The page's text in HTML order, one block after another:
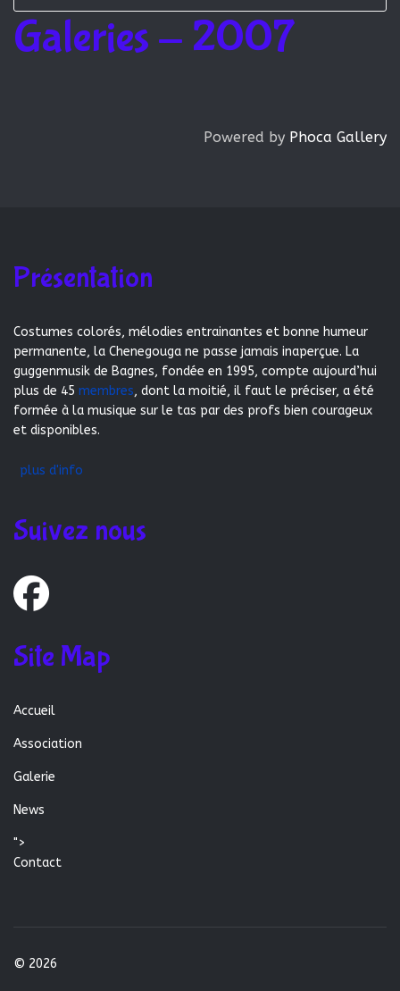
Galeries - 2007
Powered by Phoca Gallery
Présentation
Costumes colorés, mélodies entrainantes et bonne humeur
permanente, la Chenegouga ne passe jamais inaperçue. La
guggenmusik de Bagnes, fondée en 1995, compte aujourd’hui
plus de 45 membres, dont la moitié, il faut le préciser, a été
formée à la musique sur le tas par des profs bien courageux
et disponibles.
plus d'info
Suivez nous
Site Map
Accueil
Association
Galerie
News
">
Contact
© 2026